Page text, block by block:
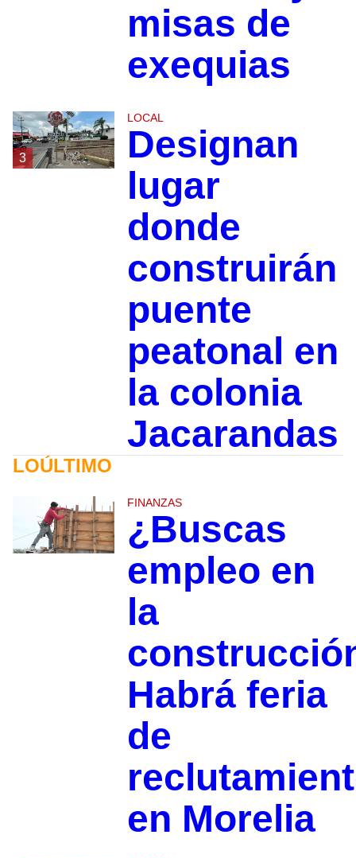
misas de
exequias
3
LOCAL
Designan
lugar
donde
construirán
puente
peatonal en
la colonia
Jacarandas
LOÚLTIMO
FINANZAS
¿Buscas
empleo en
la
Habrá feria
de
en Morelia